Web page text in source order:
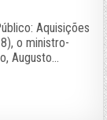
Aquisições
o ministro-
Augusto…